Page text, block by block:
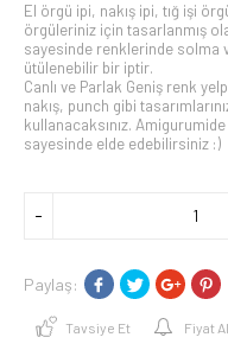
El örgü ipi, nakış ipi, tığ işi
örgüleriniz için tasarlanmış
sayesinde renklerinde solma
ütülenebilir bir iptir.
Canlı ve Parlak Geniş renk
nakış, punch gibi
kullanacaksınız.
sayesinde elde edebilirsiniz :)
Paylaş:
Tavsiye Et Fiyat